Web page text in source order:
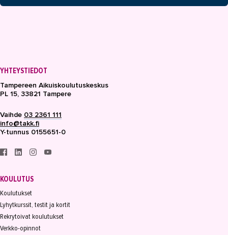
YHTEYSTIEDOT
Tampereen Aikuiskoulutuskeskus
PL 15, 33821 Tampere
Vaihde 03 2361 111
info@takk.fi
Y-tunnus 0155651-0
KOULUTUS
Koulutukset
Lyhytkurssit, testit ja kortit
Rekrytoivat koulutukset
Verkko-opinnot